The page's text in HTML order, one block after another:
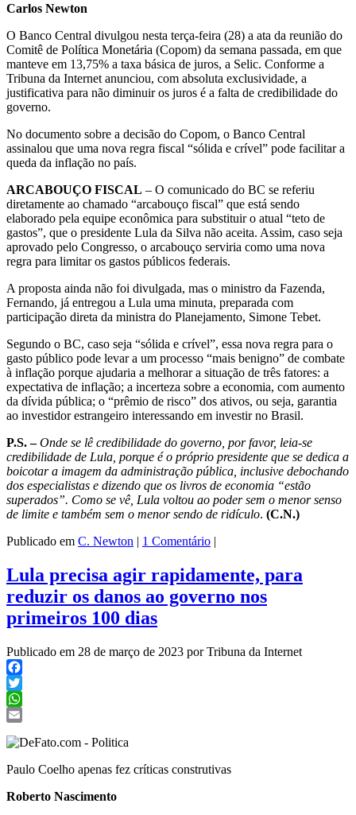
Carlos Newton
O Banco Central divulgou nesta terça-feira (28) a ata da reunião do
Comitê de Política Monetária (Copom) da semana passada, em que
manteve em 13,75% a taxa básica de juros, a Selic. Conforme a
Tribuna da Internet anunciou, com absoluta exclusividade, a
justificativa para não diminuir os juros é a falta de credibilidade do
governo.
No documento sobre a decisão do Copom, o Banco Central
assinalou que uma nova regra fiscal “sólida e crível” pode facilitar a
queda da inflação no país.
ARCABOUÇO FISCAL – O comunicado do BC se referiu
diretamente ao chamado “arcabouço fiscal” que está sendo
elaborado pela equipe econômica para substituir o atual “teto de
gastos”, que o presidente Lula da Silva não aceita. Assim, caso seja
aprovado pelo Congresso, o arcabouço serviria como uma nova
regra para limitar os gastos públicos federais.
A proposta ainda não foi divulgada, mas o ministro da Fazenda,
Fernando, já entregou a Lula uma minuta, preparada com
participação direta da ministra do Planejamento, Simone Tebet.
Segundo o BC, caso seja “sólida e crível”, essa nova regra para o
gasto público pode levar a um processo “mais benigno” de combate
à inflação porque ajudaria a melhorar a situação de três fatores: a
expectativa de inflação; a incerteza sobre a economia, com aumento
da dívida pública; o “prêmio de risco” dos ativos, ou seja, garantia
ao investidor estrangeiro interessando em investir no Brasil.
P.S. – Onde se lê credibilidade do governo, por favor, leia-se
credibilidade de Lula, porque é o próprio presidente que se dedica a
boicotar a imagem da administração pública, inclusive debochando
dos especialistas e dizendo que os livros de economia “estão
superados”. Como se vê, Lula voltou ao poder sem o menor senso
de limite e também sem o menor sendo de ridículo. (C.N.)
Publicado em C. Newton | 1 Comentário |
Lula precisa agir rapidamente, para
reduzir os danos ao governo nos
primeiros 100 dias
Publicado em 28 de março de 2023 por Tribuna da Internet
Facebook
Twitter
WhatsApp
Paulo Coelho apenas fez críticas construtivas
Roberto Nascimento